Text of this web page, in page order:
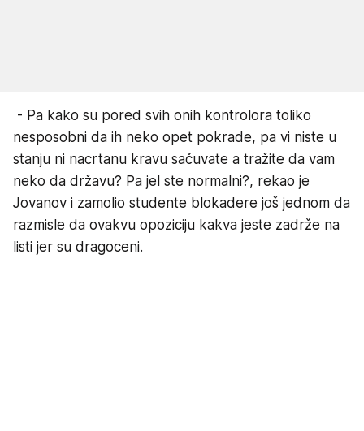
- Pa kako su pored svih onih kontrolora toliko
nesposobni da ih neko opet pokrade, pa vi niste u
stanju ni nacrtanu kravu sačuvate a tražite da vam
neko da državu? Pa jel ste normalni?, rekao je
Jovanov i zamolio studente blokadere još jednom da
razmisle da ovakvu opoziciju kakva jeste zadrže na
listi jer su dragoceni.